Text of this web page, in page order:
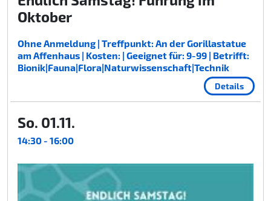
Oktober
Ohne Anmeldung | Treffpunkt: An der Gorillastatue
am Affenhaus | Kosten: | Geeignet für: 9-99 | Betrifft:
Bionik|Fauna|Flora|Naturwissenschaft|Technik
Details
So. 01.11.
14:30 - 16:00